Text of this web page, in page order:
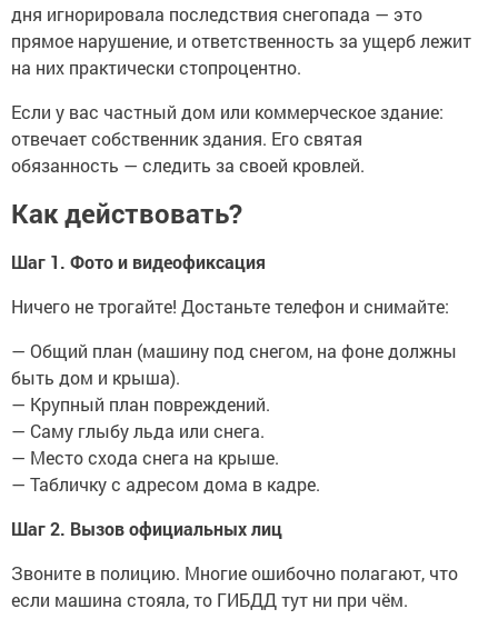
дня игнорировала последствия снегопада — это
прямое нарушение, и ответственность за ущерб лежит
на них практически стопроцентно.
Если у вас частный дом или коммерческое здание:
отвечает собственник здания. Его святая
обязанность — следить за своей кровлей.
Как действовать?
Шаг 1. Фото и видеофиксация
Ничего не трогайте! Достаньте телефон и снимайте:
— Общий план (машину под снегом, на фоне должны
быть дом и крыша).
— Крупный план повреждений.
— Саму глыбу льда или снега.
— Место схода снега на крыше.
— Табличку с адресом дома в кадре.
Шаг 2. Вызов официальных лиц
Звоните в полицию. Многие ошибочно полагают, что
если машина стояла, то ГИБДД тут ни при чём.